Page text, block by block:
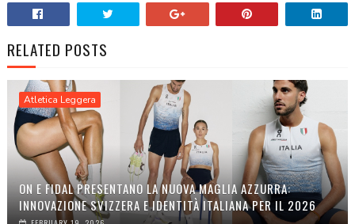
RELATED POSTS
Atletica Leggera
ON E FIDAL PRESENTANO LA NUOVA MAGLIA AZZURRA:
INNOVAZIONE SVIZZERA E IDENTITÀ ITALIANA PER IL 2026